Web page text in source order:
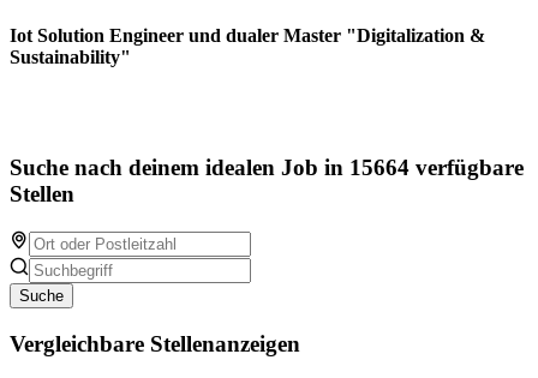
Iot Solution Engineer und dualer Master "Digitalization &
Sustainability"
Suche nach deinem idealen Job in 15664 verfügbare
Stellen
Suche
Vergleichbare Stellenanzeigen